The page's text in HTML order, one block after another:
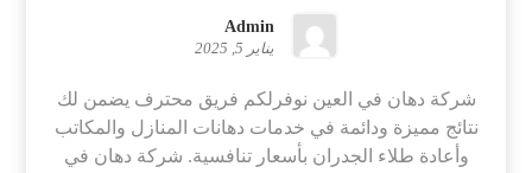
Admin
يناير 5, 2025
شركة دهان في العين نوفرلكم فريق محترف يضمن لك
نتائج مميزة ودائمة في خدمات دهانات المنازل والمكاتب
وأعادة طلاء الجدران بأسعار تنافسية. شركة دهان في